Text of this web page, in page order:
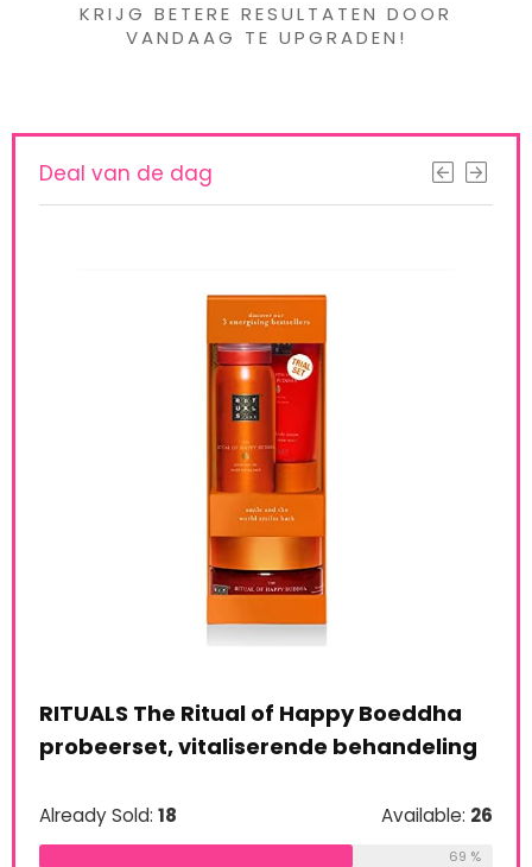
KRIJG BETERE RESULTATEN DOOR
VANDAAG TE UPGRADEN!
Deal van de dag
RITUALS The Ritual of Happy Boeddha
probeerset, vitaliserende behandeling
Already Sold: 18 Available: 26
69 %